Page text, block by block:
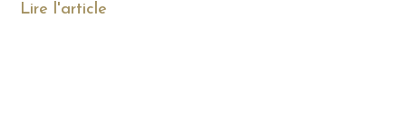
Lire l'article